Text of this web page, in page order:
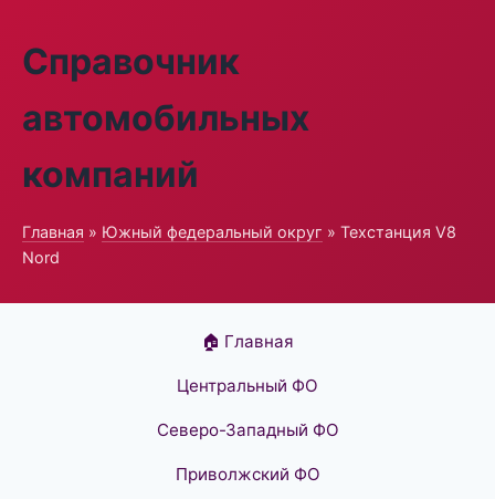
Справочник
автомобильных
компаний
Главная » Южный федеральный округ » Техстанция V8
Nord
🏠 Главная
Центральный ФО
Северо-Западный ФО
Приволжский ФО